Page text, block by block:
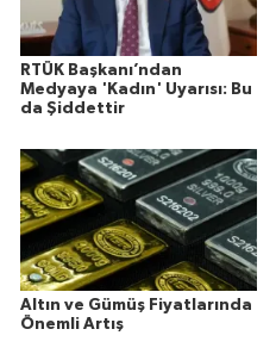
RTÜK Başkanı’ndan
Medyaya 'Kadın' Uyarısı: Bu
da Şiddettir
Altın ve Gümüş Fiyatlarında
Önemli Artış